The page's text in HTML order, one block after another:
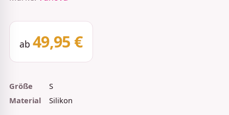
ab 49,95 €
Größe
S
Material
Silikon